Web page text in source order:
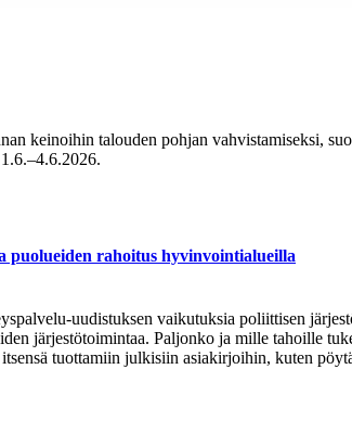
keinoihin talouden pohjan vahvistamiseksi,
rahoitus hyvinvointialueilla
uudistuksen vaikutuksia poliittisen
järjestötoimintaa. Paljonko ja mille tahoille
tuottamiin julkisiin asiakirjoihin, kuten